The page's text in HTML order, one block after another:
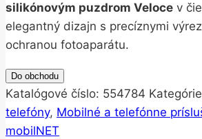
silikónovým puzdrom Veloce v
elegantný dizajn s precíznymi
ochranou fotoaparátu.
Do obchodu
Katalógové číslo: 554784
telefóny, Mobilné a telefónne
mobilNET